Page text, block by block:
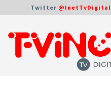
Twitter @InetTvDigital